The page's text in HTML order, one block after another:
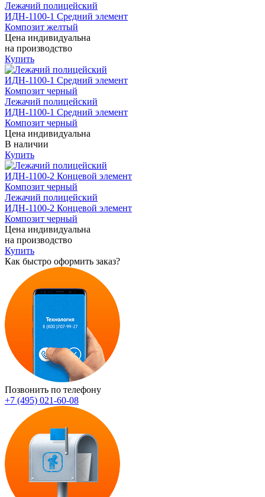
Лежачий полицейский
ИДН-1100-1 Средний элемент
Композит желтый
Цена индивидуальна
на производство
Купить
Лежачий полицейский
ИДН-1100-1 Средний элемент
Композит черный
Цена индивидуальна
В наличии
Купить
Лежачий полицейский
ИДН-1100-2 Концевой элемент
Композит черный
Цена индивидуальна
на производство
Купить
Как быстро оформить заказ?
Позвонить по телефону
+7 (495) 021-60-08